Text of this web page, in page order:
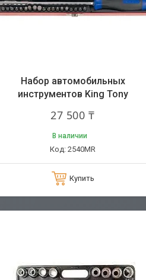
Набор автомобильных
инструментов King Tony
27 500 ₸
В наличии
2540MR
Купить